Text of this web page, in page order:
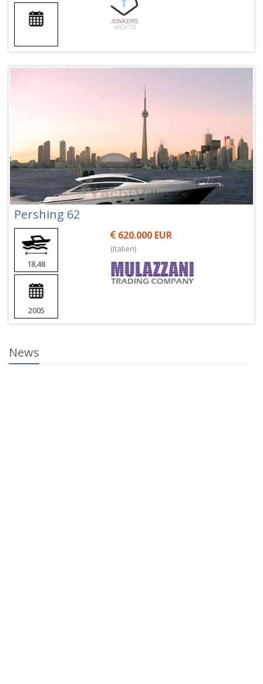
Pershing 62
18,48
2005
620.000 EUR
(Italien)
News